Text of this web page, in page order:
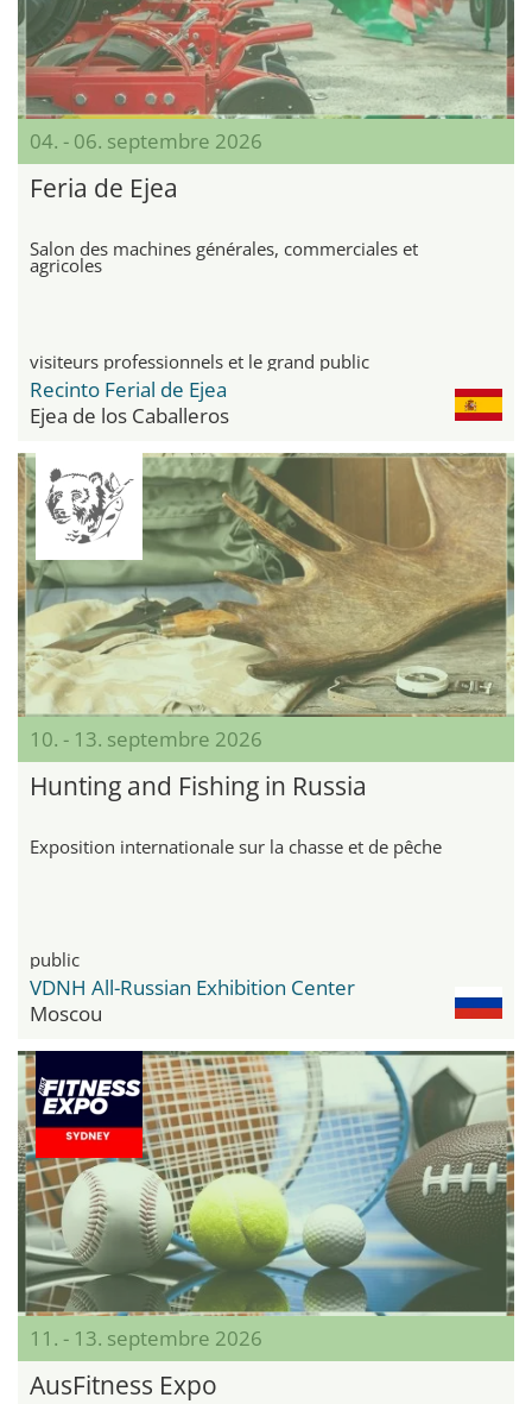
04. - 06. septembre 2026
Feria de Ejea
Salon des machines générales, commerciales et
agricoles
visiteurs professionnels et le grand public
Recinto Ferial de Ejea
Ejea de los Caballeros
10. - 13. septembre 2026
Hunting and Fishing in Russia
Exposition internationale sur la chasse et de pêche
public
VDNH All-Russian Exhibition Center
Moscou
11. - 13. septembre 2026
AusFitness Expo